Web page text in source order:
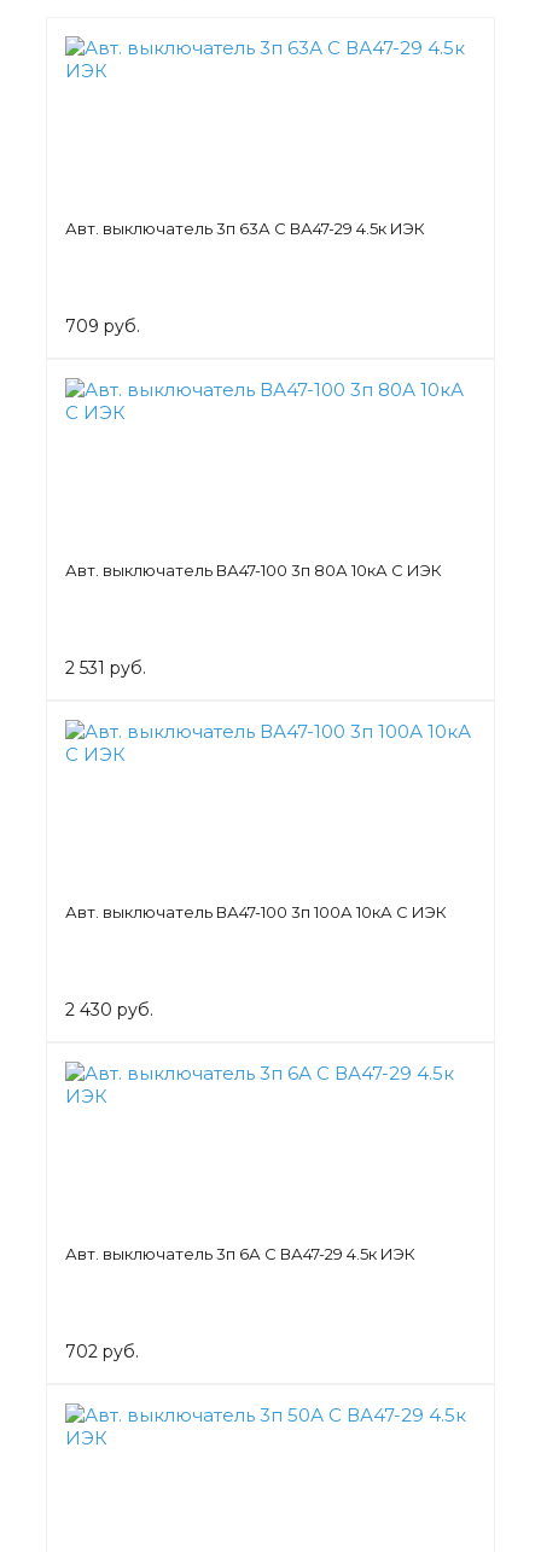
Авт. выключатель 3п 63А С ВА47-29 4.5к ИЭК
709 руб.
Авт. выключатель ВА47-100 3п 80А 10кА С ИЭК
2 531 руб.
Авт. выключатель ВА47-100 3п 100А 10кА С ИЭК
2 430 руб.
Авт. выключатель 3п 6А С ВА47-29 4.5к ИЭК
702 руб.